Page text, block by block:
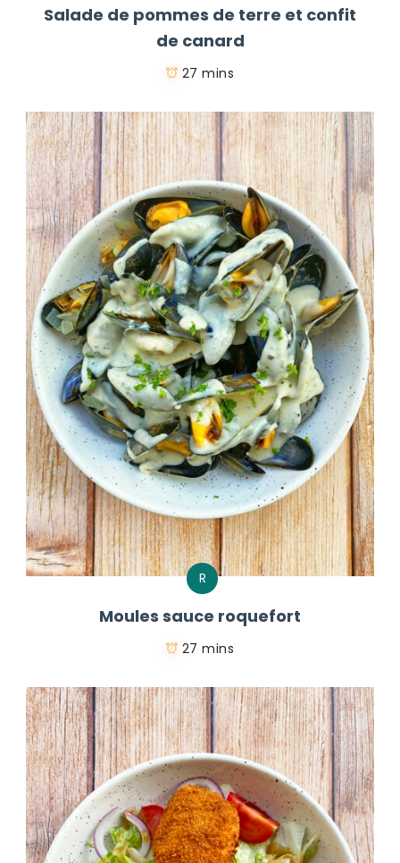
Salade de pommes de terre et confit
de canard
27 mins
R
Moules sauce roquefort
27 mins